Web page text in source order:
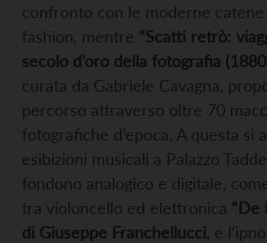
confronto con le moderne
fashion, mentre “Scatti retrò:
secolo d’oro della fotografia
curata da Gabriele Cavagna,
percorso attraverso oltre 70
fotografiche d’epoca. A questa si
esibizioni musicali a Palazzo
fondono analogico e digitale,
tra violoncello ed elettronica “De
di Giuseppe Franchellucci , e